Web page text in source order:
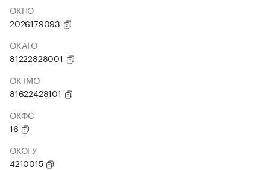
ОКПО
2026179093
ОКАТО
81222828001
ОКТМО
81622428101
ОКФС
16
ОКОГУ
4210015